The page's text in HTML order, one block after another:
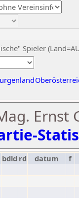
Spieler
Ernst
bdld rd datum
f